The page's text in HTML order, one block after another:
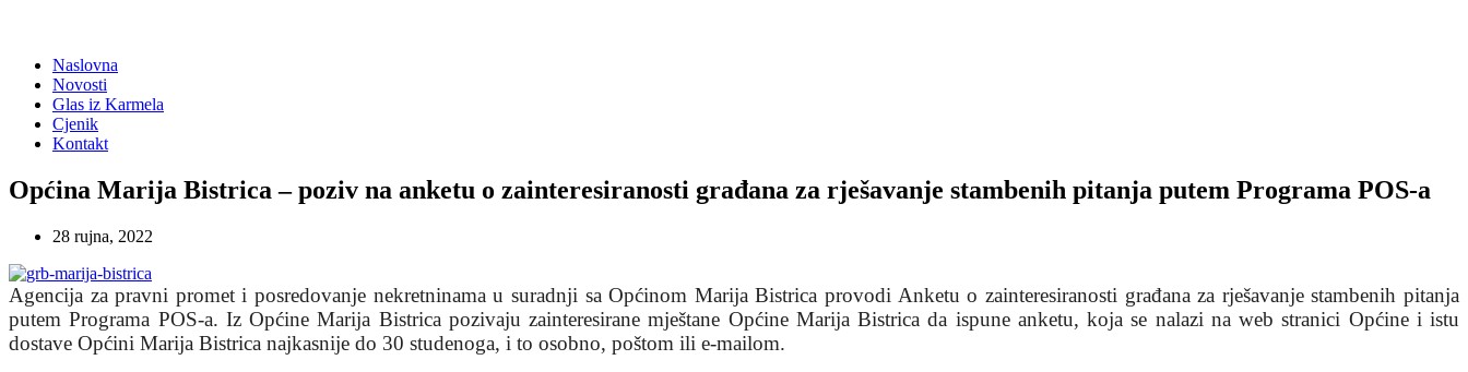
Naslovna
Novosti
Glas iz Karmela
Cjenik
Kontakt
Općina Marija Bistrica – poziv na anketu o zainteresiranosti građana za rješavanje stambenih pitanja putem Programa POS-a
28 rujna, 2022
Agencija za pravni promet i posredovanje nekretninama u suradnji sa Općinom Marija Bistrica provodi Anketu o zainteresiranosti građana za rješavanje stambenih pitanja
putem Programa POS-a. Iz Općine Marija Bistrica pozivaju zainteresirane mještane Općine Marija Bistrica da ispune anketu, koja se nalazi na web stranici Općine i istu
dostave Općini Marija Bistrica najkasnije do 30 studenoga, i to osobno, poštom ili e-mailom.